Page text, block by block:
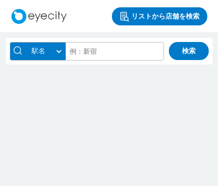
リストから店舗を検索
駅名 検索